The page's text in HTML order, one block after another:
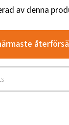
av denna